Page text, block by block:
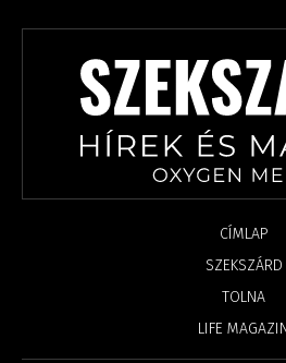
CÍMLAP
SZEKSZÁRD
TOLNA
LIFE